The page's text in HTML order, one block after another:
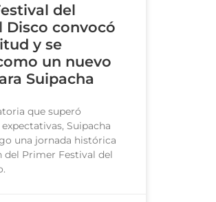
del
Disco convocó
y se
un nuevo
Suipacha
que superó
Suipacha
una jornada histórica
del Primer Festival del